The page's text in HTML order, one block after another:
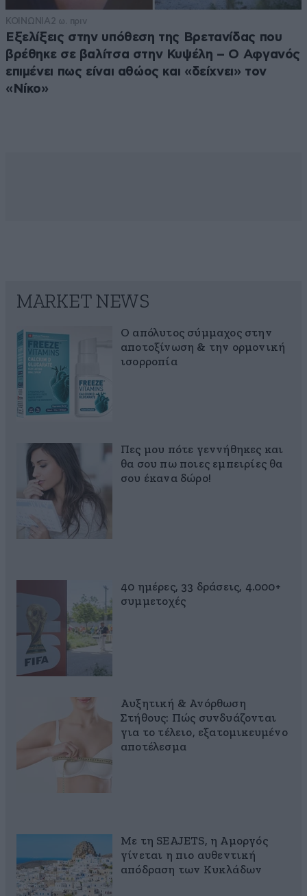
ΚΟΙΝΩΝΙΑ2 ω. πριν
Εξελίξεις στην υπόθεση της Βρετανίδας που
βρέθηκε σε βαλίτσα στην Κυψέλη – Ο Αφγανός
επιμένει πως είναι αθώος και «δείχνει» τον
«Νίκο»
MARKET NEWS
Ο απόλυτος σύμμαχος στην
αποτοξίνωση & την ορμονική
ισορροπία
Πες μου πότε γεννήθηκες και
θα σου πω ποιες εμπειρίες θα
σου έκανα δώρο!
40 ημέρες, 33 δράσεις, 4.000+
συμμετοχές
Αυξητική & Ανόρθωση
Στήθους: Πώς συνδυάζονται
για το τέλειο, εξατομικευμένο
αποτέλεσμα
Με τη SEAJETS, η Αμοργός
γίνεται η πιο αυθεντική
απόδραση των Κυκλάδων